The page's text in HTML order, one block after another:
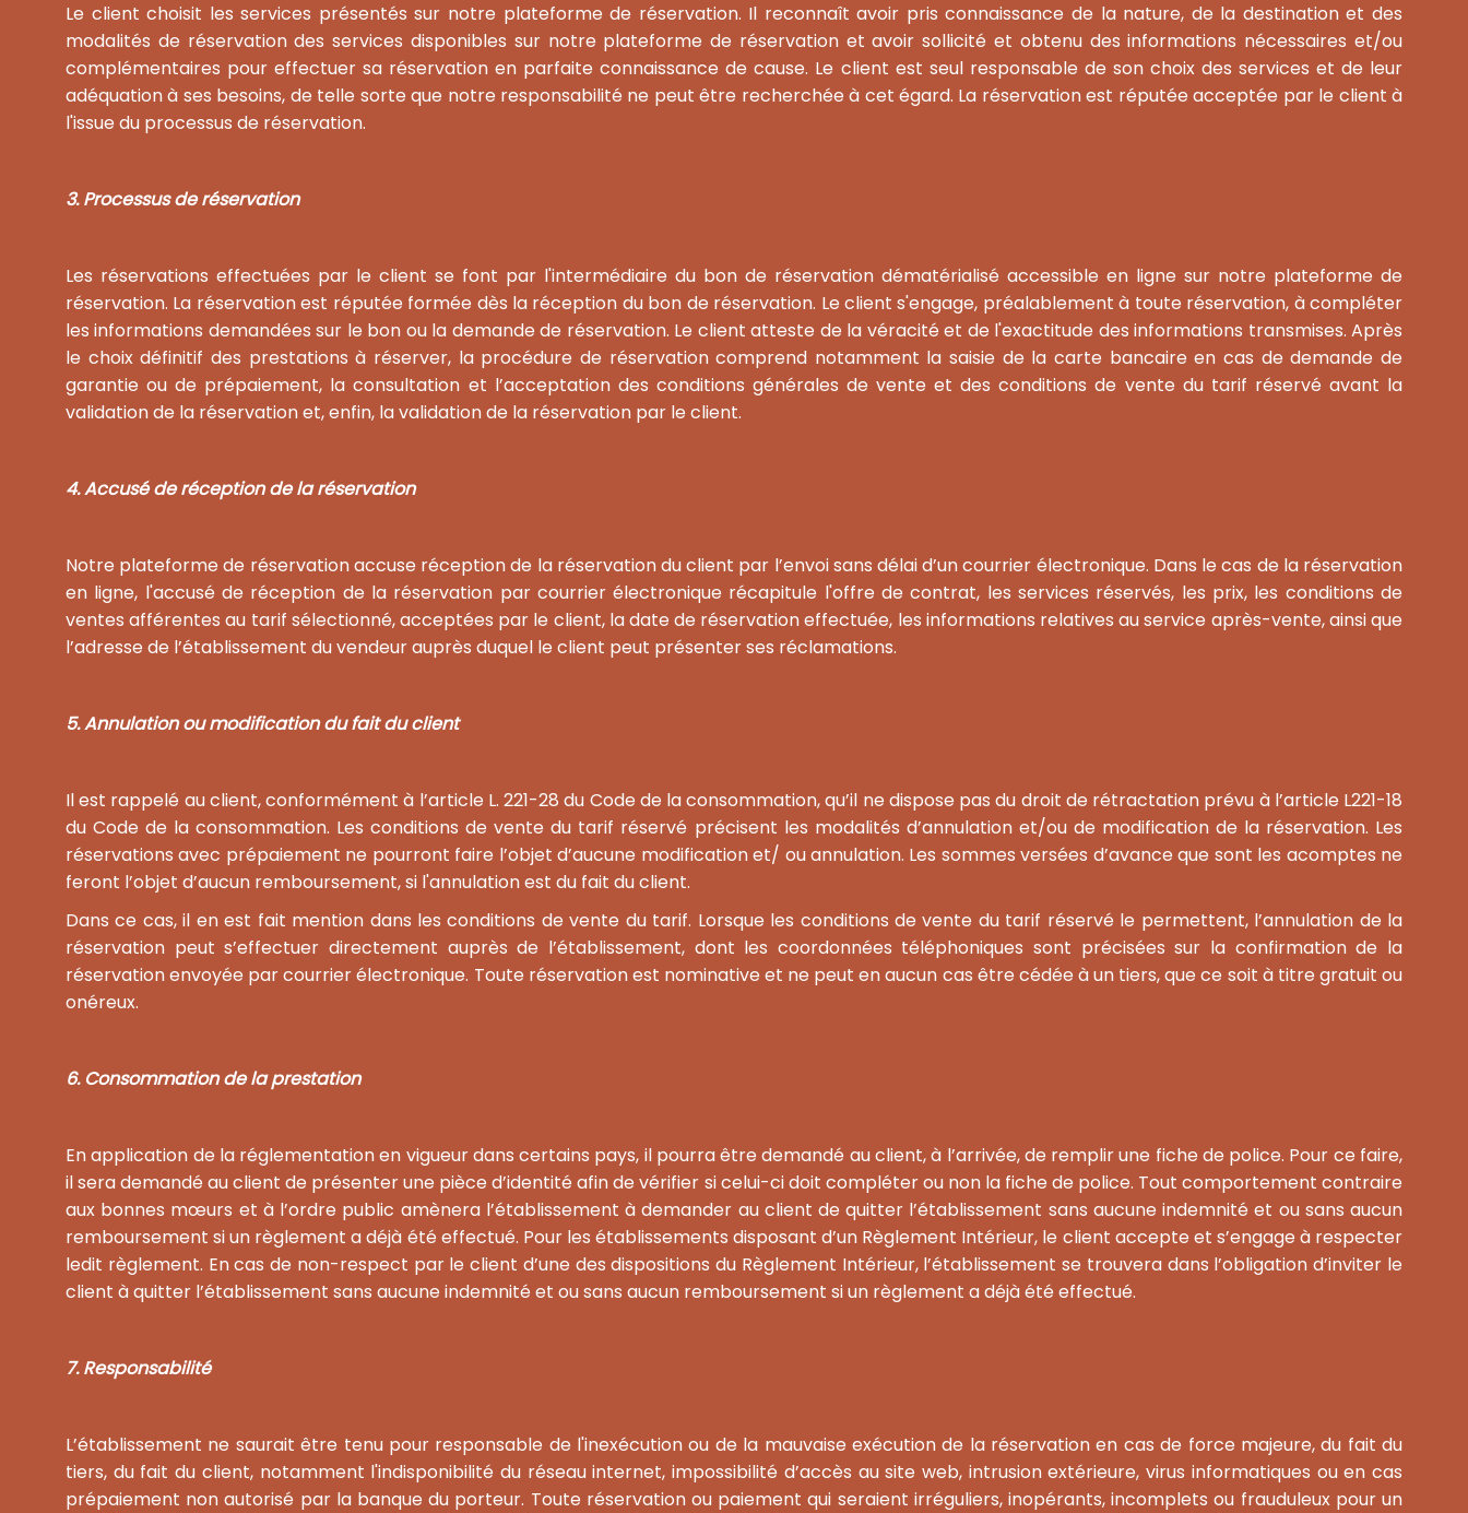
Le client choisit les services présentés sur notre plateforme de réservation. Il reconnaît avoir pris connaissance de la nature, de la destination et des
modalités de réservation des services disponibles sur notre plateforme de réservation et avoir sollicité et obtenu des informations nécessaires et/ou
complémentaires pour effectuer sa réservation en parfaite connaissance de cause. Le client est seul responsable de son choix des services et de leur
adéquation à ses besoins, de telle sorte que notre responsabilité ne peut être recherchée à cet égard. La réservation est réputée acceptée par le client à
l'issue du processus de réservation.
3. Processus de réservation
Les réservations effectuées par le client se font par l'intermédiaire du bon de réservation dématérialisé accessible en ligne sur notre plateforme de
réservation. La réservation est réputée formée dès la réception du bon de réservation. Le client s'engage, préalablement à toute réservation, à compléter
les informations demandées sur le bon ou la demande de réservation. Le client atteste de la véracité et de l'exactitude des informations transmises. Après
le choix définitif des prestations à réserver, la procédure de réservation comprend notamment la saisie de la carte bancaire en cas de demande de
garantie ou de prépaiement, la consultation et l’acceptation des conditions générales de vente et des conditions de vente du tarif réservé avant la
validation de la réservation et, enfin, la validation de la réservation par le client.
4. Accusé de réception de la réservation
Notre plateforme de réservation accuse réception de la réservation du client par l’envoi sans délai d’un courrier électronique. Dans le cas de la réservation
en ligne, l'accusé de réception de la réservation par courrier électronique récapitule l'offre de contrat, les services réservés, les prix, les conditions de
ventes afférentes au tarif sélectionné, acceptées par le client, la date de réservation effectuée, les informations relatives au service après-vente, ainsi que
l’adresse de l’établissement du vendeur auprès duquel le client peut présenter ses réclamations.
5. Annulation ou modification du fait du client
Il est rappelé au client, conformément à l’article L. 221-28 du Code de la consommation, qu’il ne dispose pas du droit de rétractation prévu à l’article L221-18
du Code de la consommation. Les conditions de vente du tarif réservé précisent les modalités d’annulation et/ou de modification de la réservation. Les
réservations avec prépaiement ne pourront faire l’objet d’aucune modification et/ ou annulation. Les sommes versées d’avance que sont les acomptes ne
feront l’objet d’aucun remboursement, si l'annulation est du fait du client.
Dans ce cas, il en est fait mention dans les conditions de vente du tarif. Lorsque les conditions de vente du tarif réservé le permettent, l’annulation de la
réservation peut s’effectuer directement auprès de l’établissement, dont les coordonnées téléphoniques sont précisées sur la confirmation de la
réservation envoyée par courrier électronique. Toute réservation est nominative et ne peut en aucun cas être cédée à un tiers, que ce soit à titre gratuit ou
onéreux.
6. Consommation de la prestation
En application de la réglementation en vigueur dans certains pays, il pourra être demandé au client, à l’arrivée, de remplir une fiche de police. Pour ce faire,
il sera demandé au client de présenter une pièce d’identité afin de vérifier si celui-ci doit compléter ou non la fiche de police. Tout comportement contraire
aux bonnes mœurs et à l’ordre public amènera l’établissement à demander au client de quitter l’établissement sans aucune indemnité et ou sans aucun
remboursement si un règlement a déjà été effectué. Pour les établissements disposant d’un Règlement Intérieur, le client accepte et s’engage à respecter
ledit règlement. En cas de non-respect par le client d’une des dispositions du Règlement Intérieur, l’établissement se trouvera dans l’obligation d’inviter le
client à quitter l’établissement sans aucune indemnité et ou sans aucun remboursement si un règlement a déjà été effectué.
7. Responsabilité
L’établissement ne saurait être tenu pour responsable de l'inexécution ou de la mauvaise exécution de la réservation en cas de force majeure, du fait du
tiers, du fait du client, notamment l'indisponibilité du réseau internet, impossibilité d’accès au site web, intrusion extérieure, virus informatiques ou en cas
prépaiement non autorisé par la banque du porteur. Toute réservation ou paiement qui seraient irréguliers, inopérants, incomplets ou frauduleux pour un